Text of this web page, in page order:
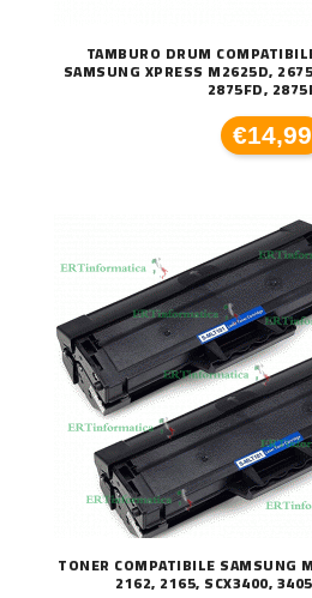
TAMBURO DRUM
SAMSUNG XPRESS M2625D,
2875FD,
€14,99
TONER COMPATIBILE SAMSUNG
2162, 2165, SCX3400,